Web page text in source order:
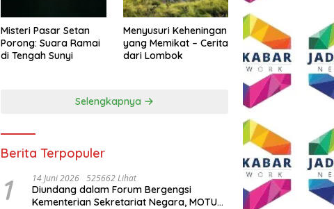
Misteri Pasar Setan
Porong: Suara Ramai
di Tengah Sunyi
Menyusuri Keheningan
yang Memikat – Cerita
dari Lombok
Selengkapnya
Berita Terpopuler
1 14 Juni 2026 525662 Lihat
Diundang dalam Forum Bergengsi
Kementerian Sekretariat Negara, MOTU